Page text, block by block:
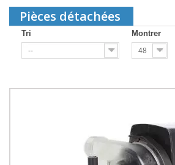
Pièces détachées
Tri
--
Montrer
48